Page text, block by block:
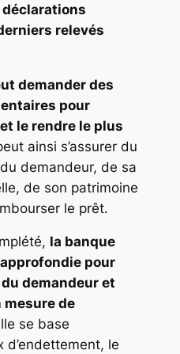
relevés
demander des
pour
le rendre le plus
ainsi s’assurer du
demandeur, de sa
de son patrimoine
le prêt.
la banque
pour
demandeur et
mesure de
se base
d’endettement, le